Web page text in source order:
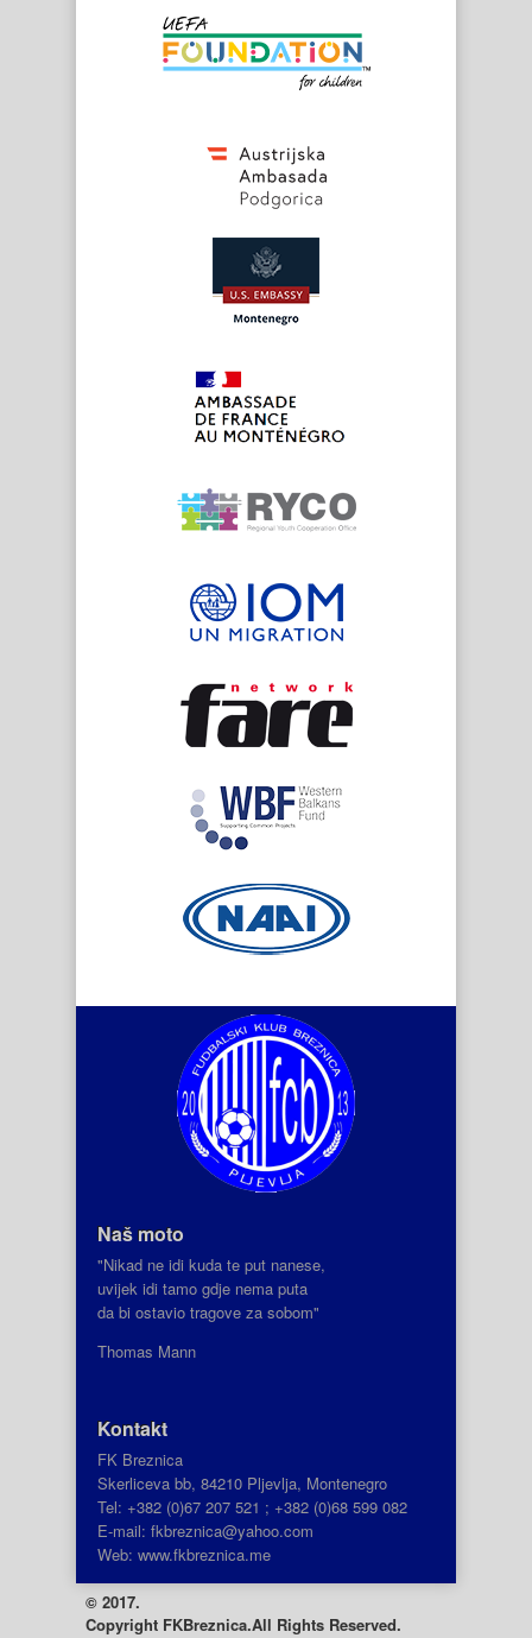
Naš moto
"Nikad ne idi kuda te put nanese,
uvijek idi tamo gdje nema puta
da bi ostavio tragove za sobom"
Thomas Mann
Kontakt
FK Breznica
Skerliceva bb, 84210 Pljevlja, Montenegro
Tel: +382 (0)67 207 521 ; +382 (0)68 599 082
E-mail: fkbreznica@yahoo.com
Web: www.fkbreznica.me
© 2017.
Copyright FKBreznica.All Rights Reserved.